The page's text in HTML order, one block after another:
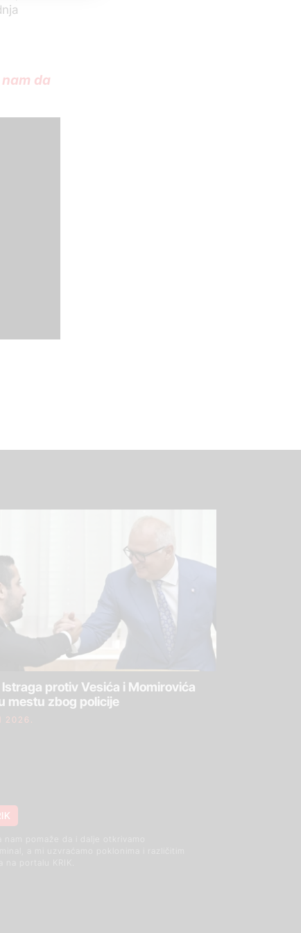
da
Istraga protiv Vesića i Momirovića
mestu zbog policije
2026.
nam pomaže da i dalje otkrivamo
a mi uzvraćamo poklonima i različitim
na portalu KRIK.